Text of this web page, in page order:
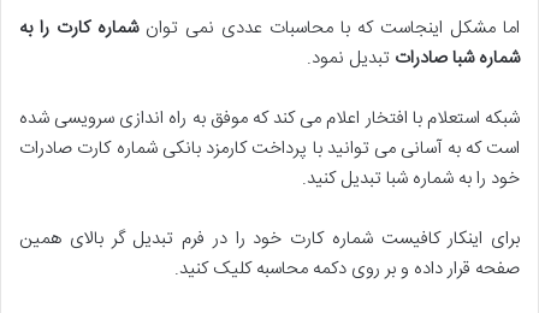
اما مشکل اینجاست که با محاسبات عددی نمی توانشماره کارت را به
شماره شبا صادرات تبدیل نمود.
شبکه استعلام با افتخار اعلام می کند که موفق به راه اندازی سرویسی شده
است که به آسانی می توانید با پرداخت کارمزد بانکی شماره کارت صادرات
خود را به شماره شبا تبدیل کنید.
برای اینکار کافیست شماره کارت خود را در فرم تبدیل گر بالای همین
صفحه قرار داده و بر روی دکمه محاسبه کلیک کنید.